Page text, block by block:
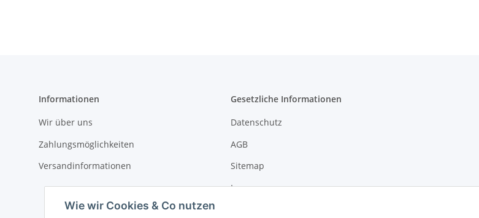
Wie wir Cookies & Co nutzen
Informationen
Wir über uns
Zahlungsmöglichkeiten
Versandinformationen
Gesetzliche Informationen
Datenschutz
AGB
Sitemap
Impressum